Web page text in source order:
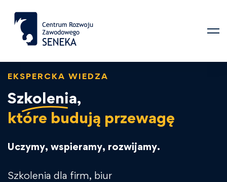
EKSPERCKA WIEDZA
Szkolenia,
które budują przewagę
Uczymy, wspieramy, rozwijamy.
Szkolenia dla firm, biur